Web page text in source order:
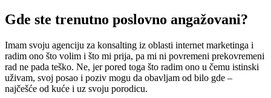
Gde ste trenutno poslovno angažovani?
Imam svoju agenciju za konsalting iz oblasti internet marketinga i
radim ono što volim i što mi prija, pa mi ni povremeni prekovremeni
rad ne pada teško. Ne, jer pored toga što radim ono u čemu istinski
uživam, svoj posao i poziv mogu da obavljam od bilo gde –
najčešće od kuće i uz svoju porodicu.